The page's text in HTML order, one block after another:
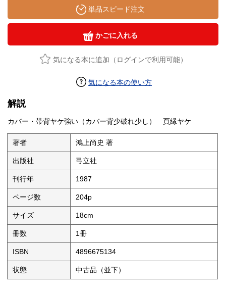
単品スピード注文
かごに入れる
気になる本に追加（ログインで利用可能）
気になる本の使い方
解説
カバー・帯背ヤケ強い（カバー背少破れ少し） 頁縁ヤケ
著者 鴻上尚史 著
出版社 弓立社
刊行年 1987
ページ数 204p
サイズ 18cm
冊数 1冊
ISBN 4896675134
状態 中古品（並下）